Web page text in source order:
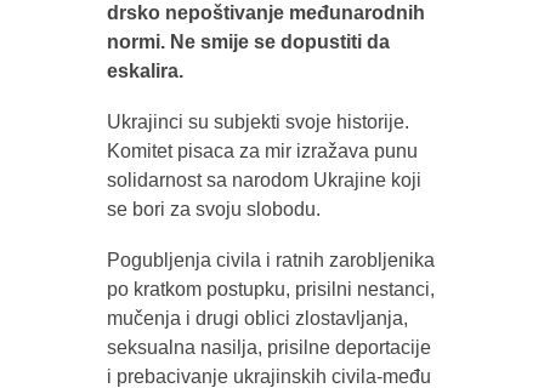
drsko nepoštivanje međunarodnih
normi. Ne smije se dopustiti da
eskalira.
Ukrajinci su subjekti svoje historije.
Komitet pisaca za mir izražava punu
solidarnost sa narodom Ukrajine koji
se bori za svoju slobodu.
Pogubljenja civila i ratnih zarobljenika
po kratkom postupku, prisilni nestanci,
mučenja i drugi oblici zlostavljanja,
seksualna nasilja, prisilne deportacije
i prebacivanje ukrajinskih civila-među